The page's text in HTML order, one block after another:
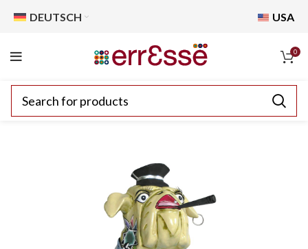
DEUTSCH USA
0